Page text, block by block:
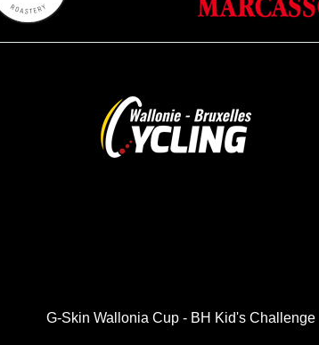
G-Skin Wallonia Cup - BH Kid's Challenge